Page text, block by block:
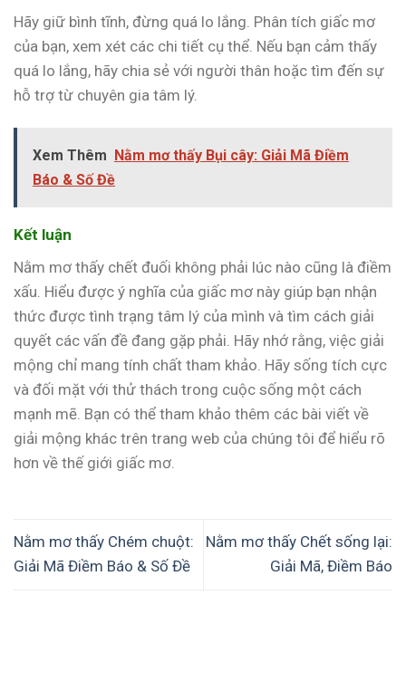
Hãy giữ bình tĩnh, đừng quá lo lắng. Phân tích giấc mơ
của bạn, xem xét các chi tiết cụ thể. Nếu bạn cảm thấy
quá lo lắng, hãy chia sẻ với người thân hoặc tìm đến sự
hỗ trợ từ chuyên gia tâm lý.
Xem Thêm
Nằm mơ thấy Bụi cây: Giải Mã Điềm
Báo & Số Đề
Kết luận
Nằm mơ thấy chết đuối không phải lúc nào cũng là điềm
xấu. Hiểu được ý nghĩa của giấc mơ này giúp bạn nhận
thức được tình trạng tâm lý của mình và tìm cách giải
quyết các vấn đề đang gặp phải. Hãy nhớ rằng, việc giải
mộng chỉ mang tính chất tham khảo. Hãy sống tích cực
và đối mặt với thử thách trong cuộc sống một cách
mạnh mẽ. Bạn có thể tham khảo thêm các bài viết về
giải mộng khác trên trang web của chúng tôi để hiểu rõ
hơn về thế giới giấc mơ.
Nằm mơ thấy Chém chuột:
Giải Mã Điềm Báo & Số Đề
Nằm mơ thấy Chết sống lại:
Giải Mã, Điềm Báo